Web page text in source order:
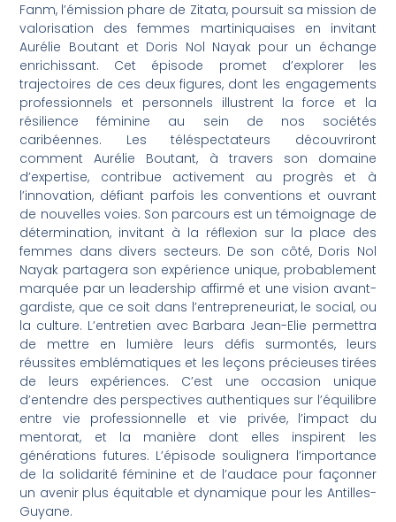
Fanm, l’émission phare de Zitata, poursuit sa mission de
valorisation des femmes martiniquaises en invitant
Aurélie Boutant et Doris Nol Nayak pour un échange
enrichissant. Cet épisode promet d’explorer les
trajectoires de ces deux figures, dont les engagements
professionnels et personnels illustrent la force et la
résilience féminine au sein de nos sociétés
caribéennes. Les téléspectateurs découvriront
comment Aurélie Boutant, à travers son domaine
d’expertise, contribue activement au progrès et à
l’innovation, défiant parfois les conventions et ouvrant
de nouvelles voies. Son parcours est un témoignage de
détermination, invitant à la réflexion sur la place des
femmes dans divers secteurs. De son côté, Doris Nol
Nayak partagera son expérience unique, probablement
marquée par un leadership affirmé et une vision avant-
gardiste, que ce soit dans l’entrepreneuriat, le social, ou
la culture. L’entretien avec Barbara Jean-Elie permettra
de mettre en lumière leurs défis surmontés, leurs
réussites emblématiques et les leçons précieuses tirées
de leurs expériences. C’est une occasion unique
d’entendre des perspectives authentiques sur l’équilibre
entre vie professionnelle et vie privée, l’impact du
mentorat, et la manière dont elles inspirent les
générations futures. L’épisode soulignera l’importance
de la solidarité féminine et de l’audace pour façonner
un avenir plus équitable et dynamique pour les Antilles-
Guyane.